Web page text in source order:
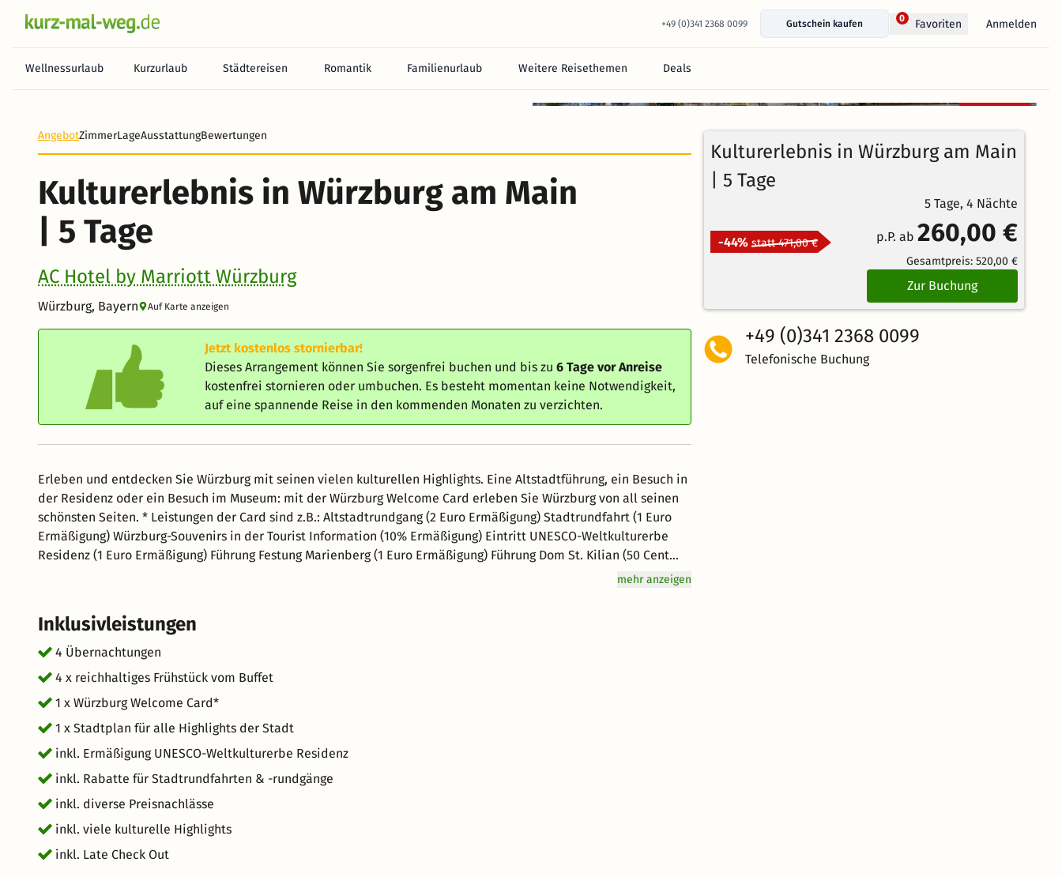
+49 (0)341 2368 0099 Gutschein kaufen
0 Favoriten Anmelden
Wellnessurlaub Kurzurlaub Städtereisen Romantik Familienurlaub Weitere Reisethemen Deals
Heute noch keine Zahlung erforderlich! Zahlen Sie bequem im Hotel.
Bewertungen
4.8 /5
stornierbar
AngebotZimmerLageAusstattungBewertungen
Kulturerlebnis in Würzburg am Main
| 5 Tage
AC Hotel by Marriott Würzburg
Würzburg, Bayern Auf Karte anzeigen
Jetzt kostenlos stornierbar!
Dieses Arrangement können Sie sorgenfrei buchen und bis zu6 Tage vor Anreise
kostenfrei stornieren oder umbuchen. Es besteht momentan keine Notwendigkeit,
auf eine spannende Reise in den kommenden Monaten zu verzichten.
Erleben und entdecken Sie Würzburg mit seinen vielen kulturellen Highlights. Eine Altstadtführung, ein Besuch in
der Residenz oder ein Besuch im Museum: mit der Würzburg Welcome Card erleben Sie Würzburg von all seinen
schönsten Seiten. * Leistungen der Card sind z.B.: Altstadtrundgang (2 Euro Ermäßigung) Stadtrundfahrt (1 Euro
Ermäßigung) Würzburg-Souvenirs in der Tourist Information (10% Ermäßigung) Eintritt UNESCO-Weltkulturerbe
Residenz (1 Euro Ermäßigung) Führung Festung Marienberg (1 Euro Ermäßigung) Führung Dom St. Kilian (50 Cent
Ermäßigung) Kellerführung Juliusspital (1,50 Euro Ermäßigung) Kellerführung Staatlicher Hofkeller (1 Euro
(10% auf eine Flasche Wein) Museum am Dom (1 Euro Ermäßigung) Würzburger Domschatz (1 Euro Ermäßigung)
Jüdisches Museum Shalom Europa (1 Euro Ermäßigung) Museum im Kulturspeicher (1 Euro Ermäßigung)
Mainschifffahrt (1 Euro Ermäßigung) Mainfranken Theater Würzburg (10% Ermäßigung an der Abendkasse)
Bockshorn Theater (ab 2 Euro Ermäßigung) Theater TanzSpeicher Würzburg (50% Ermäßigung) Theaterwerkstatt (3
Euro Ermäßigung) Restaurant Alte Mainmühle (10% auf Speisen) Brauerei-Gasthof Alter Kranen (10% Ermäßigung
auf Speisen) Juliusspital Weinstuben (10% auf Speisen) Würzburger Hofbräukeller (10% auf Speisen) Würzburger
Ratskeller (10% auf Speisen) DINEA Café & Restaurant in der GALERIA Kaufhof (10% Ermäßigung) Kletterwald
Einsiedel (2 Euro Ermäßigung) Bowling Würzburg (10% Ermäßigung) Dallenbergbad (20% Ermäßigung) Sandermare
(20% Ermäßigung) Stadtrundfahrt mit der Aaglander e-Kutsche (2 Euro Ermäßigung) Eisbahn Würzburg (20%
Ermäßigung) Pit-Pat Wonderland (Eintritt für 2 zum Preis von 1) (Quelle: Stadt Würzburg Startseite > Tourismus >
Service > Würzburg Welcome Card)
mehr anzeigen
Inklusivleistungen
4 Übernachtungen
4 x reichhaltiges Frühstück vom Buffet
1 x Würzburg Welcome Card*
1 x Stadtplan für alle Highlights der Stadt
inkl. Ermäßigung UNESCO-Weltkulturerbe Residenz
inkl. Rabatte für Stadtrundfahrten & -rundgänge
inkl. diverse Preisnachlässe
inkl. viele kulturelle Highlights
inkl. Late Check Out
Kulturerlebnis in Würzburg am Main
| 5 Tage
5 Tage, 4 Nächte
-44% statt 471,00 € p.P. ab 260,00 €
Gesamtpreis: 520,00 €
Zur Buchung
+49 (0)341 2368 0099
Telefonische Buchung